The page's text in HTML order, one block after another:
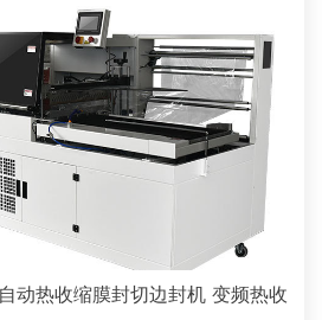
动热收缩膜封切边封机 变频热收